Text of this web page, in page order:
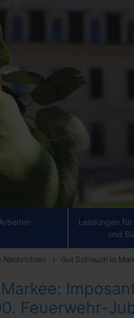
Leistungen
und
Nachrichten Gut Schlauch in
Feuerwehr-